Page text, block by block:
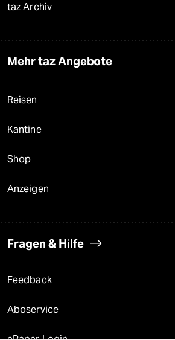
taz Archiv
Mehr taz Angebote
Reisen
Kantine
Shop
Anzeigen
Fragen & Hilfe
Feedback
Aboservice